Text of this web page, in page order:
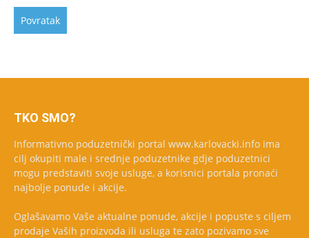
TKO SMO?
Informativno poduzetnički portal www.karlovacki.info ima
cilj okupiti male i srednje poduzetnike gdje poduzetnici
mogu predstaviti svoje usluge, a korisnici portala pronaći
najbolje ponude i akcije.
Oglašavamo Vaše aktualne ponude, akcije i popuste s ciljem
prodaje Vaših proizvoda ili usluga te zato pozivamo sve